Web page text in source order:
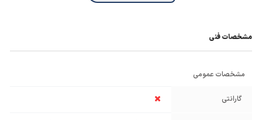
مشخصات فنی
مشخصات عمومی
گارانتی